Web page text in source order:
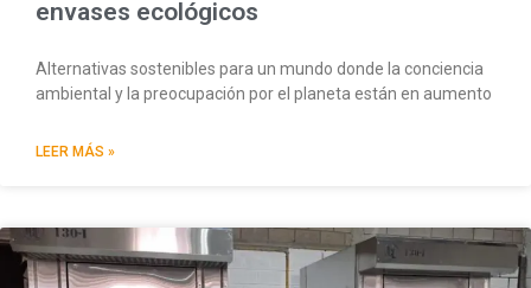
envases ecológicos
Alternativas sostenibles para un mundo donde la conciencia
ambiental y la preocupación por el planeta están en aumento
LEER MÁS »